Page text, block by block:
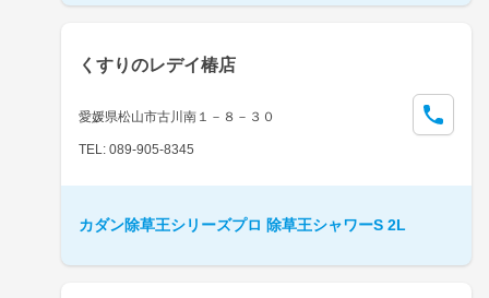
くすりのレデイ椿店
愛媛県松山市古川南１－８－３０
TEL: 089-905-8345
カダン除草王シリーズプロ 除草王シャワーS 2L